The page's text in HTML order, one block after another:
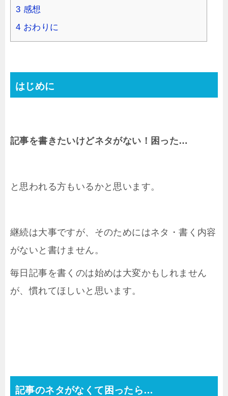
3 感想
4 おわりに
はじめに
記事を書きたいけどネタがない！困った…
と思われる方もいるかと思います。
継続は大事ですが、そのためにはネタ・書く内容
がないと書けません。
毎日記事を書くのは始めは大変かもしれません
が、慣れてほしいと思います。
記事のネタがなくて困ったら…